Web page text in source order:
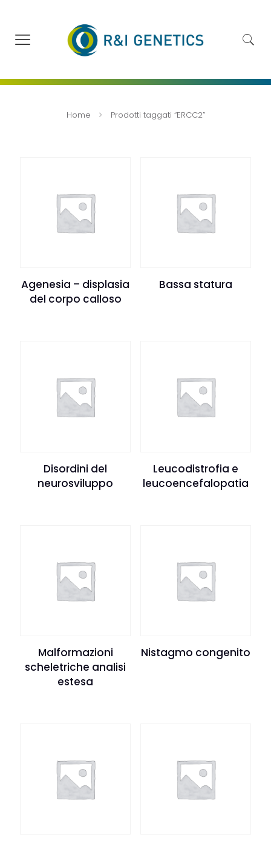
Home Prodotti taggati “ERCC2”
Agenesia – displasia
del corpo calloso
Bassa statura
Disordini del
neurosviluppo
Leucodistrofia e
leucoencefalopatia
Malformazioni
scheletriche analisi
estesa
Nistagmo congenito